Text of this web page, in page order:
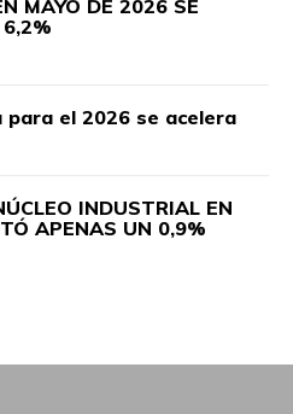
MAYO DE 2026 SE
6,2%
el 2026 se acelera
INDUSTRIAL EN
APENAS UN 0,9%